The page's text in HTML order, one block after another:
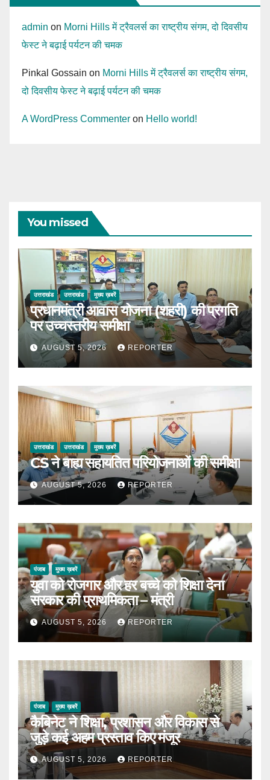
admin on Morni Hills में ट्रैवलर्स का राष्ट्रीय संगम, दो दिवसीय
फेस्ट ने बढ़ाई पर्यटन की चमक
Pinkal Gossain on Morni Hills में ट्रैवलर्स का राष्ट्रीय संगम,
दो दिवसीय फेस्ट ने बढ़ाई पर्यटन की चमक
A WordPress Commenter on Hello world!
You missed
उत्तराखंड उत्तराखंड मुख्य ख़बरें
प्रधानमंत्री आवास योजना (शहरी) की प्रगति
पर उच्चस्तरीय समीक्षा
AUGUST 5, 2026 REPORTER
उत्तराखंड उत्तराखंड मुख्य ख़बरें
CS ने बाह्य सहायतित परियोजनाओं की समीक्षा
AUGUST 5, 2026 REPORTER
पंजाब मुख्य ख़बरें
युवा को रोजगार और हर बच्चे को शिक्षा देना
सरकार की प्राथमिकता – मंत्री
AUGUST 5, 2026 REPORTER
पंजाब मुख्य ख़बरें
कैबिनेट ने शिक्षा, प्रशासन और विकास से
जुड़े कई अहम प्रस्ताव किए मंजूर
AUGUST 5, 2026 REPORTER